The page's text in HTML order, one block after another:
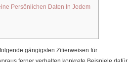
Persönlichen Daten In Jedem
gängigsten Zitierweisen für